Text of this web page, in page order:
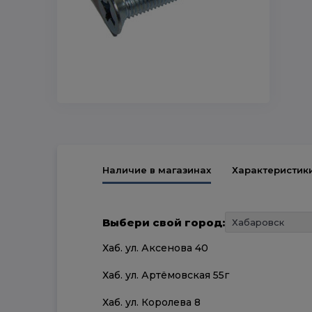
Наличие в магазинах
Выбери свой город:
Хаб. ул. Аксенова 40
Хаб. ул. Артёмовская 55г
Хаб. ул. Королева 8